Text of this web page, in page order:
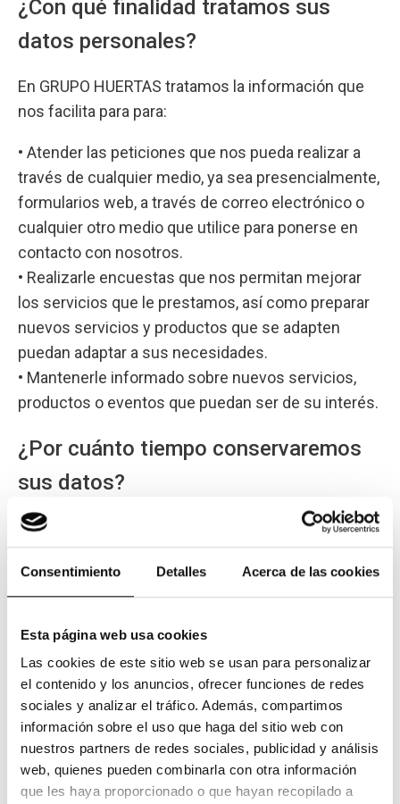
Consentimiento Detalles Acerca de las cookies
Esta página web usa cookies
Las cookies de este sitio web se usan para personalizar
el contenido y los anuncios, ofrecer funciones de redes
sociales y analizar el tráfico. Además, compartimos
información sobre el uso que haga del sitio web con
nuestros partners de redes sociales, publicidad y análisis
web, quienes pueden combinarla con otra información
que les haya proporcionado o que hayan recopilado a
¿Con qué finalidad tratamos sus
datos personales?
En GRUPO HUERTAS tratamos la información que
nos facilita para para:
• Atender las peticiones que nos pueda realizar a
través de cualquier medio, ya sea presencialmente,
formularios web, a través de correo electrónico o
cualquier otro medio que utilice para ponerse en
contacto con nosotros.
• Realizarle encuestas que nos permitan mejorar
los servicios que le prestamos, así como preparar
nuevos servicios y productos que se adapten
puedan adaptar a sus necesidades.
• Mantenerle informado sobre nuevos servicios,
productos o eventos que puedan ser de su interés.
¿Por cuánto tiempo conservaremos
sus datos?
Si usted nos proporciona su consentimiento para
mantener el contacto, sus datos serán
conservados mientras no solicite su supresión.
petición o solicitud, los datos se eliminarán tras 1
año sin tener contacto con usted.
¿Cuál es la legitimación para el
tratamiento de sus datos?
La base legal para el tratamiento de sus datos es el